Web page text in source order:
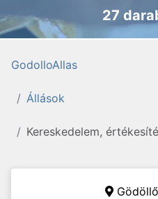
27
GodolloAllas
Állások
Kereskedelem,